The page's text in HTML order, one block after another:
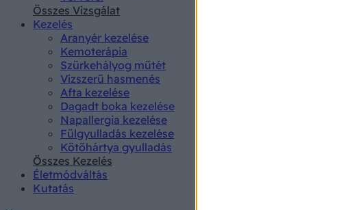
Összes Vizsgálat
Kezelés
Aranyér kezelése
Kemoterápia
Szürkehályog műtét
Vízszerű hasmenés
Afta kezelése
Dagadt boka kezelése
Napallergia kezelése
Fülgyulladás kezelése
Kötőhártya gyulladás
Összes Kezelés
Életmódváltás
Kutatás